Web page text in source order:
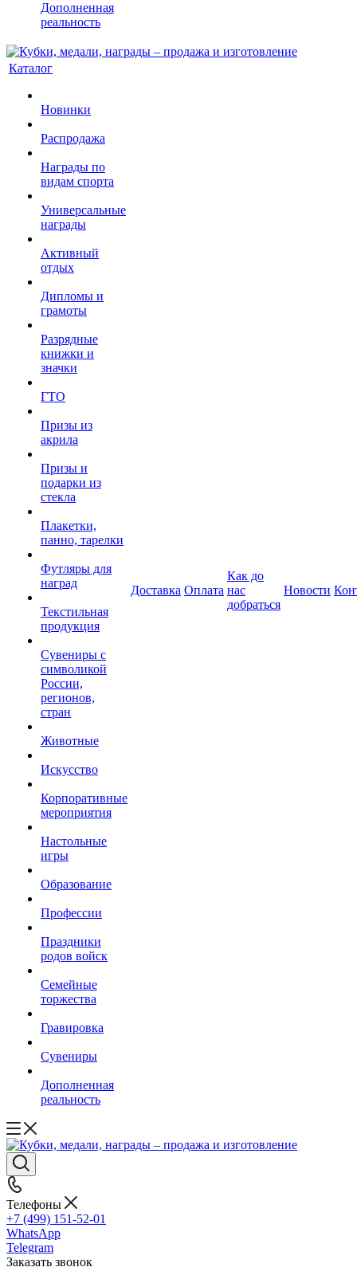
Дополненная
реальность
Каталог
Новинки
Распродажа
Награды по
видам спорта
Универсальные
награды
Активный
отдых
Дипломы и
грамоты
Разрядные
книжки и
значки
ГТО
Призы из
акрила
Призы и
подарки из
стекла
Плакетки,
панно, тарелки
Футляры для
наград
Текстильная
продукция
Сувениры с
символикой
России,
регионов,
стран
Животные
Искусство
Корпоративные
мероприятия
Настольные
игры
Образование
Профессии
Праздники
родов войск
Семейные
торжества
Гравировка
Сувениры
Дополненная
реальность
Доставка Оплата
Как до
нас
добраться
Новости
Телефоны
+7 (499) 151-52-01
WhatsApp
Telegram
Заказать звонок